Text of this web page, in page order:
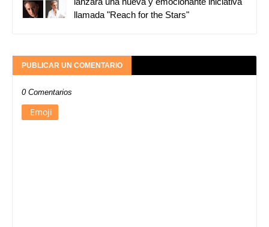
llamada "Reach for the Stars"
PUBLICAR UN COMENTARIO
0 Comentarios
Emoji